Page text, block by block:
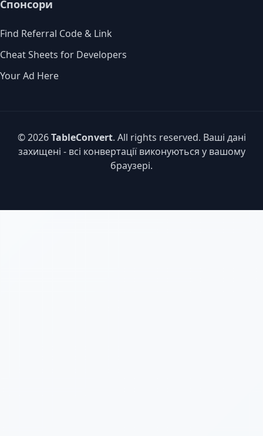
Спонсори
Find Referral Code & Link
Cheat Sheets for Developers
Your Ad Here
© 2026TableConvert. All rights reserved. Ваші дані
захищені - всі конвертації виконуються у вашому
браузері.